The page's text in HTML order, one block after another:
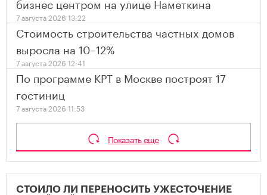
7 августа 2026 13:22
Стоимость строительства частных домов
выросла на 10–12%
7 августа 2026 12:41
По программе КРТ в Москве построят 17
гостиниц
7 августа 2026 11:53
Показать еще
СТОИЛО ЛИ ПЕРЕНОСИТЬ УЖЕСТОЧЕНИЕ